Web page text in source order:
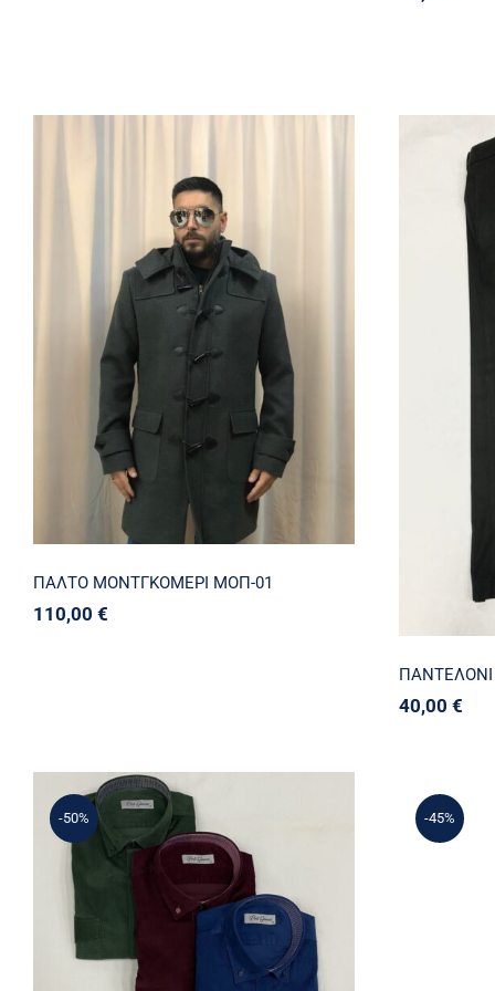
ΠΑΛΤΟ ΜΟΝΤΓΚΟΜΕΡΙ
ΜΟΠ-01
ΠΑΛΤΟ ΜΟΝΤΓΚΟΜΕΡΙ ΜΟΠ-01
110,00 €
40,00 €
-50%
ΠΟΥΚΑΜΙΣΟ POLI GIANNI
-45%